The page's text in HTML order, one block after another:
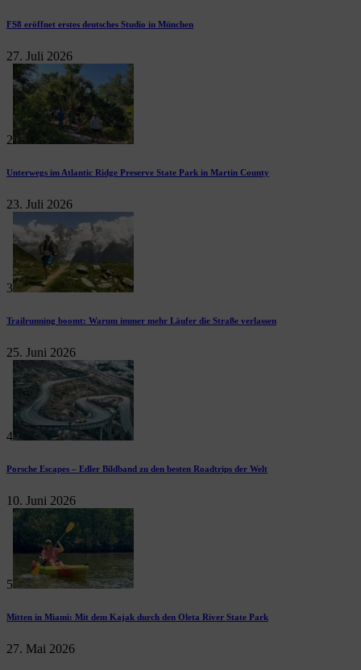
FS8 eröffnet erstes deutsches Studio in München
27. Juli 2026
2
Unterwegs im Atlantic Ridge Preserve State Park in Martin County
23. Juli 2026
3
Trailrunning boomt: Warum immer mehr Läufer die Straße verlassen
25. Juni 2026
4
Porsche Escapes – Edler Bildband zu den besten Roadtrips der Welt
10. Juni 2026
5
Mitten in Miami: Mit dem Kajak durch den Oleta River State Park
27. Mai 2026